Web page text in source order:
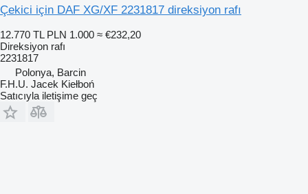
Çekici için DAF XG/XF 2231817 direksiyon rafı
12.770 TL PLN 1.000 ≈ €232,20
Direksiyon rafı
2231817
Polonya, Barcin
F.H.U. Jacek Kiełboń
Satıcıyla iletişime geç